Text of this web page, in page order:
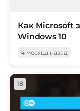
Как Microsoft
Windows 10
4 месяца назад
18